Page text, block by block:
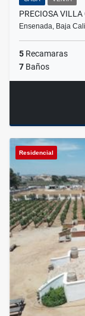
PRECIOSA VILLA
Ensenada, Baja
5 Recamaras
7 Baños
Residencial